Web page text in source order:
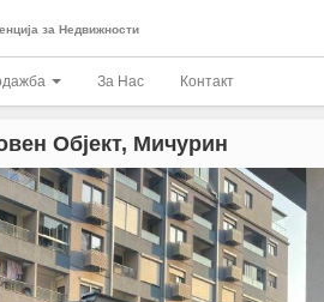
за Недвижности
За Нас Контакт
Објект, Мичурин